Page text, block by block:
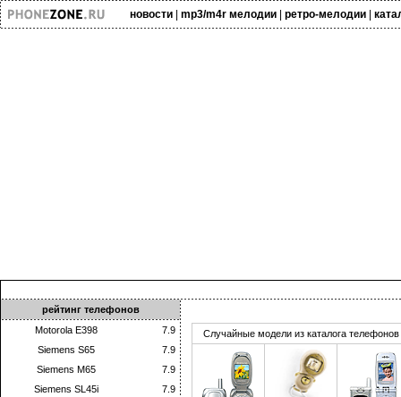
новости| mp3/m4r мелодии| ретро-мелодии|
рейтинг телефонов
Motorola E398
7.9
Siemens S65
7.9
Siemens M65
7.9
Siemens SL45i
7.9
Случайные модели из каталога телефонов